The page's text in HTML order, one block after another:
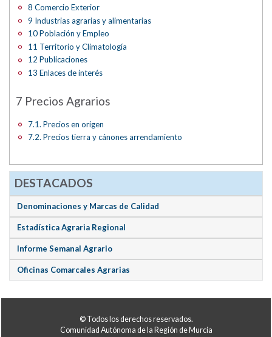
8 Comercio Exterior
9 Industrias agrarias y alimentarias
10 Población y Empleo
11 Territorio y Climatología
12 Publicaciones
13 Enlaces de interés
7 Precios Agrarios
7.1. Precios en origen
7.2. Precios tierra y cánones arrendamiento
DESTACADOS
Denominaciones y Marcas de Calidad
Estadística Agraria Regional
Informe Semanal Agrario
Oficinas Comarcales Agrarias
© Todos los derechos reservados.
Comunidad Autónoma de la Región de Murcia